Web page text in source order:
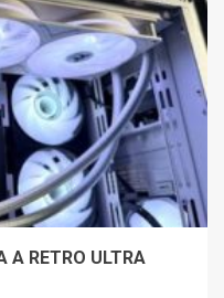
A RETRO ULTRA